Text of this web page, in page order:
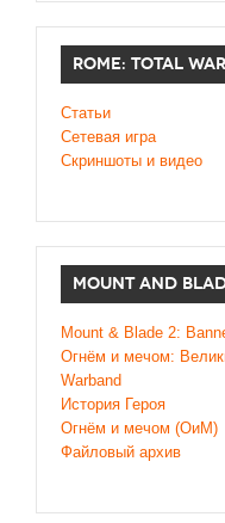
ROME: TOTAL WAR
Статьи
Сетевая игра
Скриншоты и видео
MOUNT AND
Mount & Blade 2:
Огнём и мечом:
Warband
История Героя
Огнём и мечом (ОиМ)
Файловый архив